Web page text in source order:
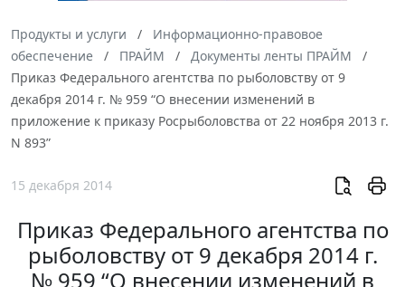
Продукты и услуги
Информационно-правовое
обеспечение
ПРАЙМ
Документы ленты ПРАЙМ
Приказ Федерального агентства по рыболовству от 9
декабря 2014 г. № 959 “О внесении изменений в
приложение к приказу Росрыболовства от 22 ноября 2013 г.
N 893”
15 декабря 2014
Приказ Федерального агентства по
рыболовству от 9 декабря 2014 г.
№ 959 “О внесении изменений в